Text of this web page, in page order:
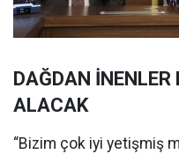
DAĞDAN İNENLER
ALACAK
“Bizim çok iyi yetişmiş